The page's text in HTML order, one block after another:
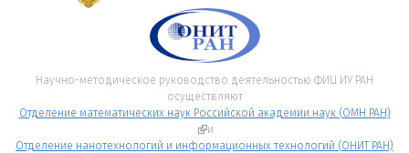
Научно-методическое руководство деятельностью ФИЦ ИУ РАН
осуществляют
Отделение математических наук Российской академии наук (ОМН РАН)
(внешняя ссылка)
и
Отделение нанотехнологий и информационных технологий (ОНИТ РАН)